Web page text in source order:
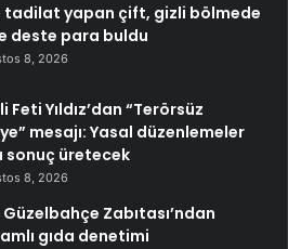
tadilat yapan çift, gizli bölmede
deste para buldu
8, 2026
Feti Yıldız’dan “Terörsüz
mesajı: Yasal düzenlemeler
sonuç üretecek
8, 2026
Zabıtası’ndan
gıda denetimi